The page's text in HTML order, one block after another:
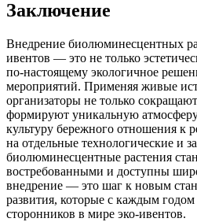
Заключение
Внедрение биолюминесцентных
ивентов — это не только
по-настоящему экологичное
мероприятий. Применяя живые
организаторы не только
формируют уникальную
культуру бережного отношения к
на отдельные технологические и
биолюминесцентные растения
востребованными и доступны
внедрение — это шаг к новым
развития, которые с каждым годом
сторонников в мире эко-ивентов.